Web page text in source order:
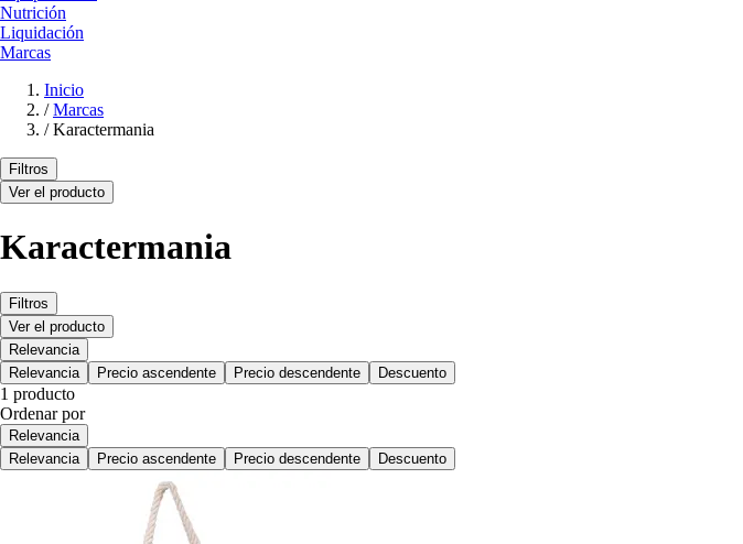
Nutrición
Liquidación
Marcas
Inicio
/ Marcas
/ Karactermania
Filtros
Ver el producto
Karactermania
Filtros
Ver el producto
Relevancia
Relevancia
Precio ascendente Precio descendente Descuento
1 producto
Ordenar por
Relevancia
Relevancia
Precio ascendente Precio descendente Descuento